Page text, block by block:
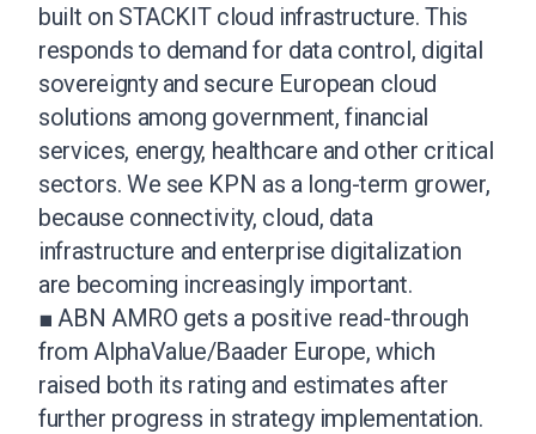
built on STACKIT cloud infrastructure. This
responds to demand for data control, digital
sovereignty and secure European cloud
solutions among government, financial
services, energy, healthcare and other critical
sectors. We see KPN as a long-term grower,
because connectivity, cloud, data
infrastructure and enterprise digitalization
are becoming increasingly important.
■ ABN AMRO gets a positive read-through
from AlphaValue/Baader Europe, which
raised both its rating and estimates after
further progress in strategy implementation.